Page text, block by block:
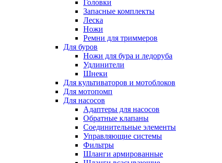
Головки
Запасные комплекты
Леска
Ножи
Ремни для триммеров
Для буров
Ножи для бура и ледоруба
Удлинители
Шнеки
Для культиваторов и мотоблоков
Для мотопомп
Для насосов
Адаптеры для насосов
Обратные клапаны
Соединительные элементы
Управляющие системы
Фильтры
Шланги армированные